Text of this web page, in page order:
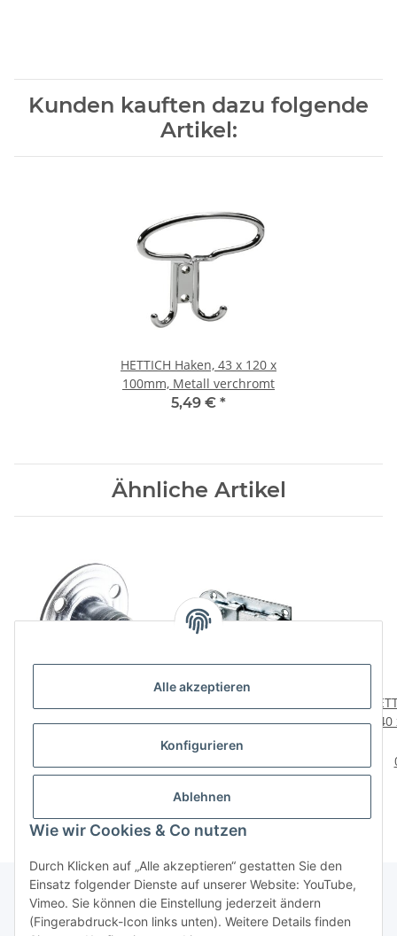
Alle akzeptieren
Konfigurieren
Ablehnen
Wie wir Cookies & Co nutzen
Durch Klicken auf „Alle akzeptieren“ gestatten Sie den
Einsatz folgender Dienste auf unserer Website: YouTube,
Vimeo. Sie können die Einstellung jederzeit ändern
(Fingerabdruck-Icon links unten). Weitere Details finden
Kunden kauften dazu folgende
Artikel:
HETTICH Haken, 43 x 120 x
100mm, Metall verchromt
5,49 € *
Ähnliche Artikel
Aufschraubmutter M8 x
Schubriegel inkl.
Schrauben, 23 x 60mm,
4,79 €
x 40
Über uns